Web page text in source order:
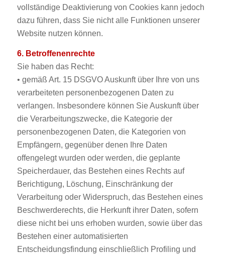
vollständige Deaktivierung von Cookies kann jedoch
dazu führen, dass Sie nicht alle Funktionen unserer
Website nutzen können.
6. Betroffenenrechte
Sie haben das Recht:
• gemäß Art. 15 DSGVO Auskunft über Ihre von uns
verarbeiteten personenbezogenen Daten zu
verlangen. Insbesondere können Sie Auskunft über
die Verarbeitungszwecke, die Kategorie der
personenbezogenen Daten, die Kategorien von
Empfängern, gegenüber denen Ihre Daten
offengelegt wurden oder werden, die geplante
Speicherdauer, das Bestehen eines Rechts auf
Berichtigung, Löschung, Einschränkung der
Verarbeitung oder Widerspruch, das Bestehen eines
Beschwerderechts, die Herkunft ihrer Daten, sofern
diese nicht bei uns erhoben wurden, sowie über das
Bestehen einer automatisierten
Entscheidungsfindung einschließlich Profiling und